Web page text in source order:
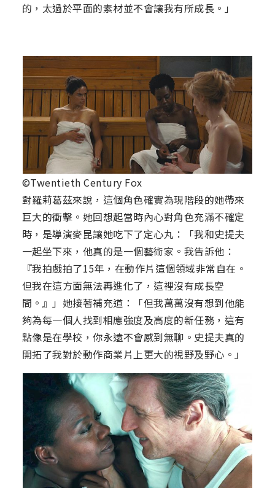
的，太過於平面的素材並不會讓我有所成長。」
©Twentieth Century Fox
對羅莉葛茲來說，這個角色確實為現階段的她帶來
巨大的衝擊。她回想起當時內心對角色充滿不確定
時，是導演麥昆讓她吃下了定心丸：「我和史提夫
一起坐下來，他真的是一個藝術家。我告訴他：
『我拍戲拍了15年，在動作片這個領域非常自在。
但我在這方面無法再進化了，這裡沒有成長空
間。』」她接著補充道：「但我萬萬沒有想到他能
夠為每一個人找到相應強度及高度的新任務，這有
點像是在學校，你永遠不會感到無聊。史提夫真的
開拓了我對於動作商業片上更大的視野及野心。」